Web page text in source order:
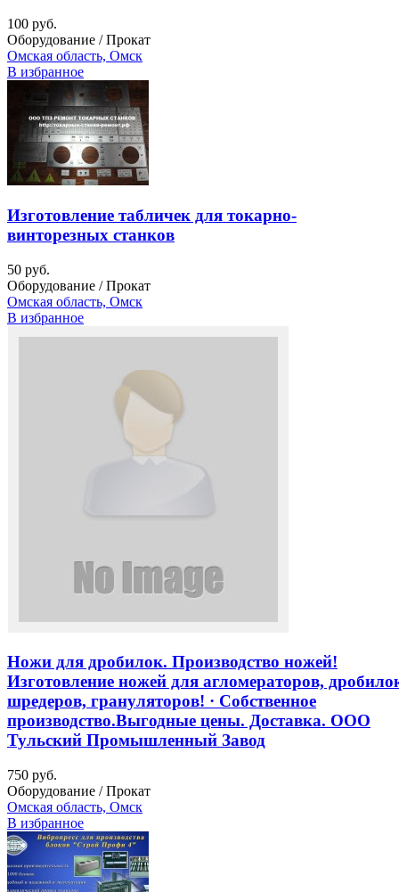
100 руб.
Оборудование / Прокат
Омская область, Омск
В избранное
Изготовление табличек для токарно-
винторезных станков
50 руб.
Оборудование / Прокат
Омская область, Омск
В избранное
Ножи для дробилок. Производство ножей!
Изготовление ножей для агломераторов,
шредеров, грануляторов! · Собственное
производство.Выгодные цены. Доставка. ООО
Тульский Промышленный Завод
750 руб.
Оборудование / Прокат
Омская область, Омск
В избранное